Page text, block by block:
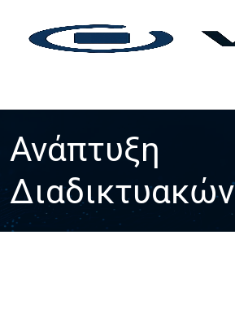
Ανάπτυξη
Διαδικτυακών
Εφαρμογών